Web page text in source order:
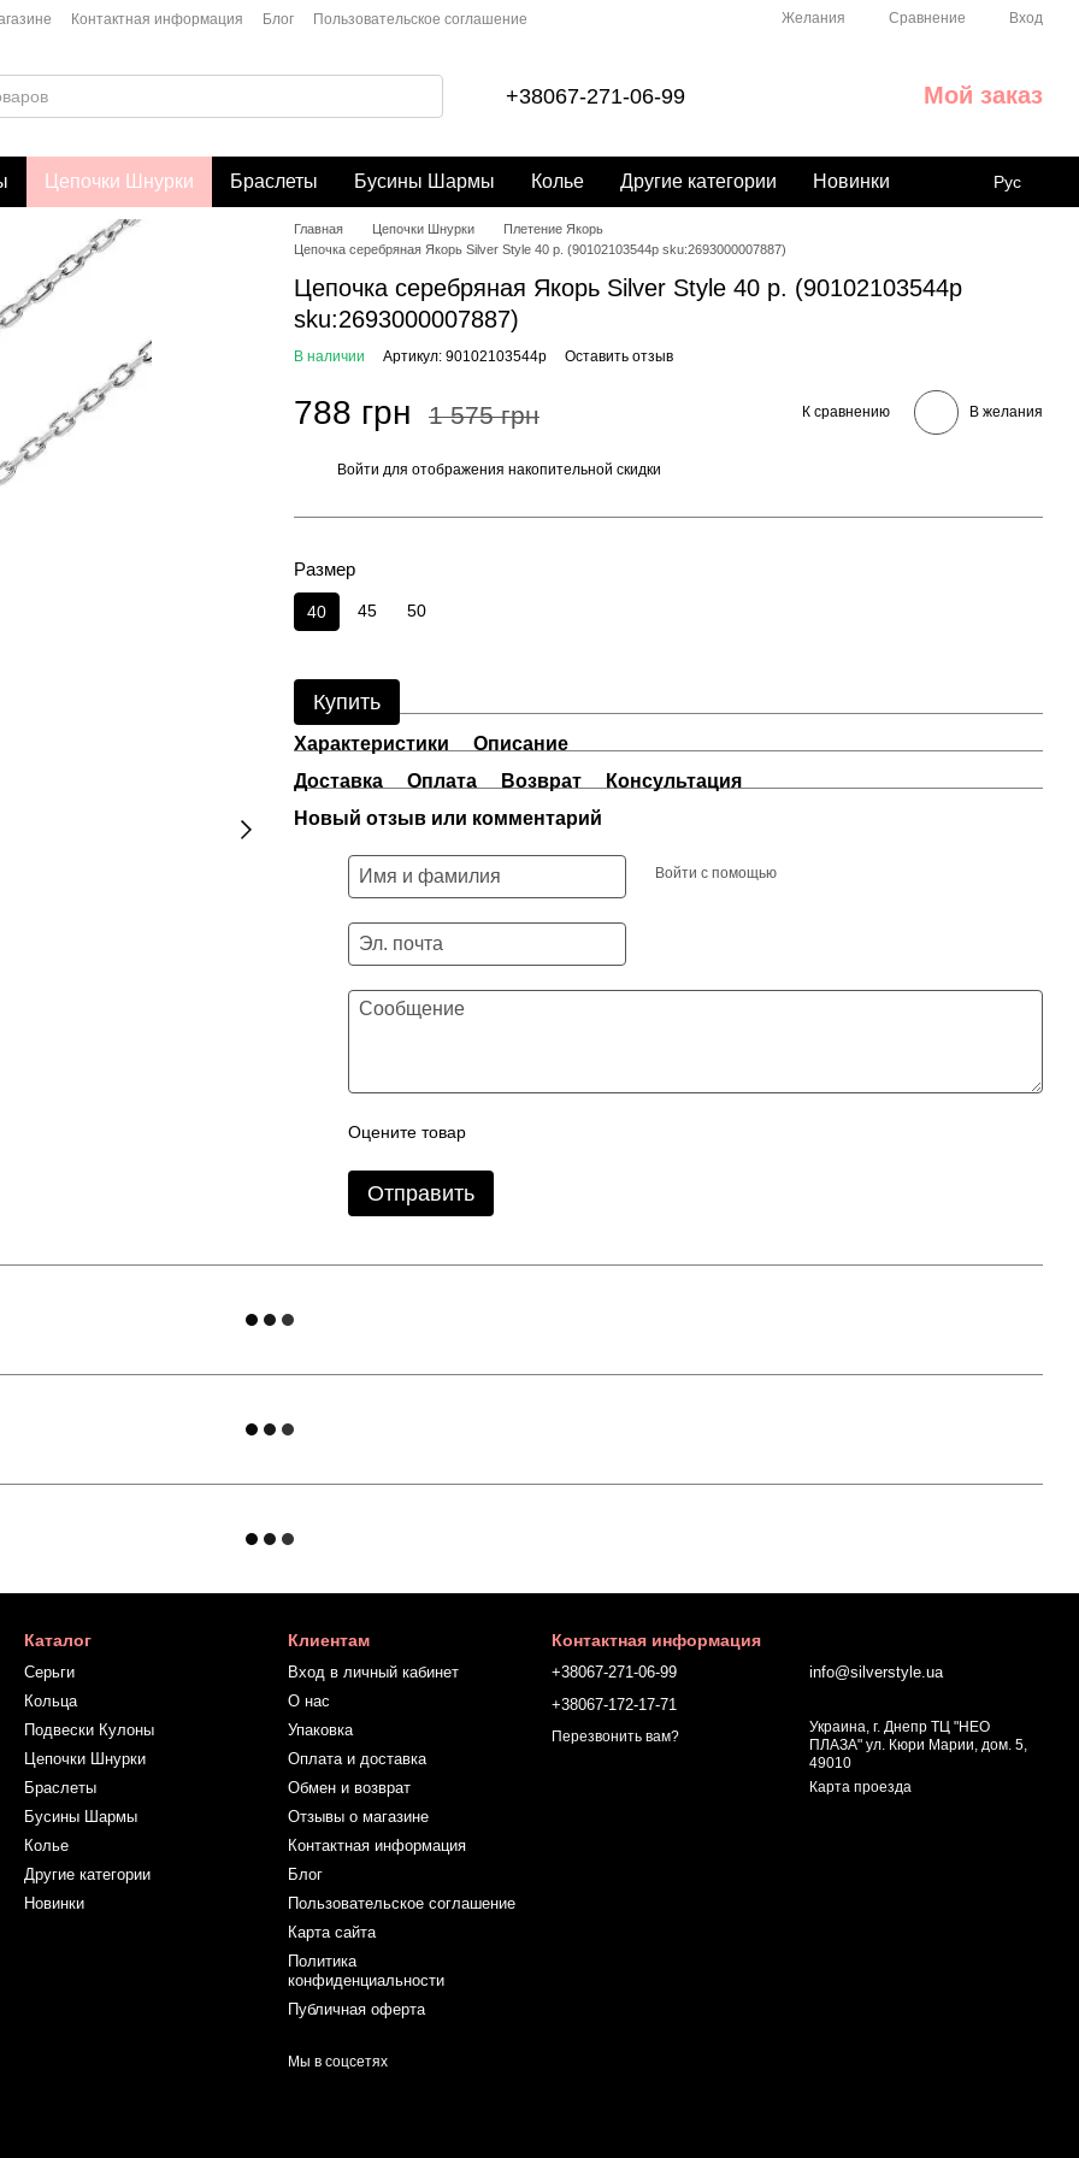
Контактная информация Блог Пользовательское соглашение Желания Сравнение Вход
+38067-271-06-99 Мой заказ
Цепочки Шнурки Браслеты Бусины Шармы Колье Другие категории Новинки Рус
Главная Цепочки Шнурки
Плетение Якорь
Цепочка серебряная Якорь Silver Style 40 р. (90102103544р sku:2693000007887)
Цепочка серебряная Якорь Silver Style 40 р. (90102103544р
sku:2693000007887)
В наличии Артикул: 90102103544р Оставить отзыв
788 грн 1 575 грн К сравнению В желания
Войти для отображения накопительной скидки
Размер
40 45 50
Купить
Характеристики
Описание
Доставка
Оплата Возврат
Консультация
Новый отзыв или комментарий
Войти с помощью
Оцените товар
Отправить
Каталог
Серьги
Кольца
Подвески Кулоны
Цепочки Шнурки
Браслеты
Бусины Шармы
Колье
Другие категории
Новинки
Клиентам
Вход в личный кабинет
О нас
Упаковка
Оплата и доставка
Обмен и возврат
Отзывы о магазине
Контактная информация
Блог
Пользовательское соглашение
Карта сайта
Политика
конфиденциальности
Публичная оферта
Мы в соцсетях
Контактная информация
+38067-271-06-99
+38067-172-17-71
Перезвонить вам?
info@silverstyle.ua
Украина, г. Днепр ТЦ "НЕО
ПЛАЗА" ул. Кюри Марии, дом. 5,
49010
Карта проезда